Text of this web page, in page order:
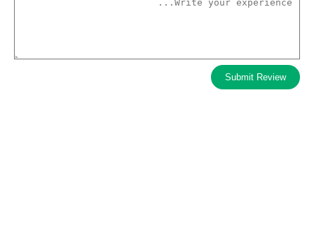
Submit Review